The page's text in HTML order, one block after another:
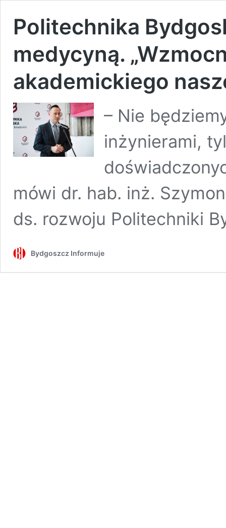
Politechnika
medycyną.
akademickiego
– Nie
inżynierami,
mówi dr. hab. inż.
ds. rozwoju Politechniki
Bydgoszcz Informuje